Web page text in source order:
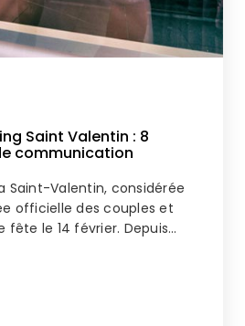
Saint Valentin : 8
communication
Saint-Valentin, considérée
officielle des couples et
fête le 14 février. Depuis…